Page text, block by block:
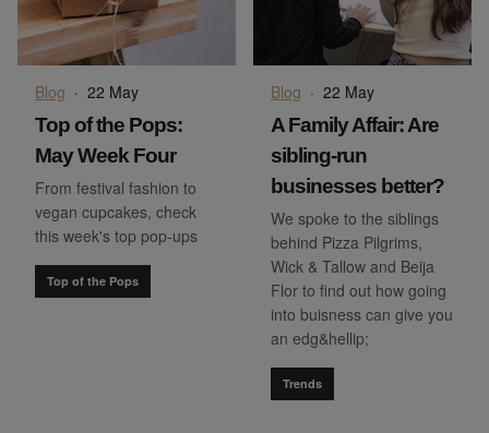
Blog · 22 May
Top of the Pops:
May Week Four
From festival fashion to
vegan cupcakes, check
this week's top pop-ups
Top of the Pops
Blog · 22 May
A Family Affair: Are
sibling-run
businesses better?
We spoke to the siblings
behind Pizza Pilgrims,
Wick & Tallow and Beija
Flor to find out how going
into buisness can give you
an edg&hellip;
Trends